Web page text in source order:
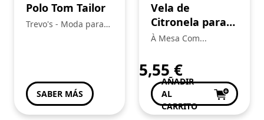
Polo Tom Tailor
Trevo's - Moda para
SABER MÁS
Vela de
Citronela para
Exterior
À Mesa Com...
5,55 €
AÑADIR
AL
CARRITO